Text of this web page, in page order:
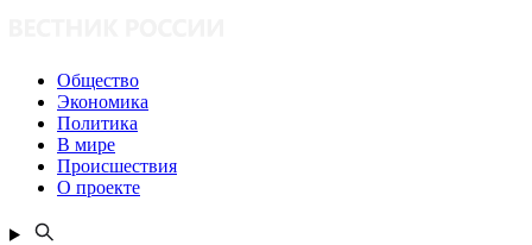
Общество
Экономика
Политика
В мире
Происшествия
О проекте